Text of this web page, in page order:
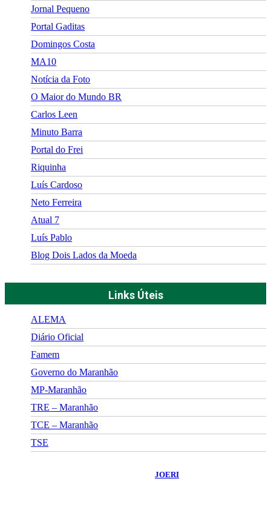
Jornal Pequeno
Portal Gaditas
Domingos Costa
MA10
Notícia da Foto
O Maior do Mundo BR
Carlos Leen
Minuto Barra
Portal do Frei
Riquinha
Luís Cardoso
Neto Ferreira
Atual 7
Luís Pablo
Blog Dois Lados da Moeda
Links Úteis
ALEMA
Diário Oficial
Famem
Governo do Maranhão
MP-Maranhão
TRE – Maranhão
TCE – Maranhão
TSE
JOERI